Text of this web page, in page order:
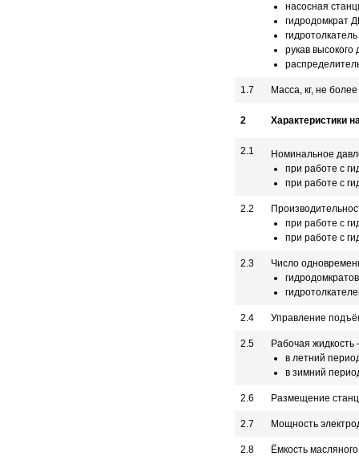
насосная
гидродомкрат
рукав высокого
1.7 Масса, кг, не более
2 Характеристики
2.1
Номинальное
при работе с
при работе с
2.2
при работе с
при работе с
2.3
Число
гидродомкратов
2.4 Управление
2.5
Рабочая
в летний
в зимний
2.6 Размещение
2.7 Мощность
2.8 Ёмкость